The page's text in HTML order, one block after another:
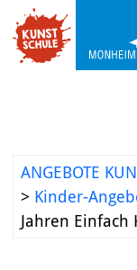
ANGEBOTE
> Kinder-
Jahren Einfach